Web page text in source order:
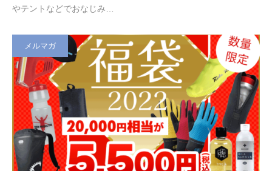
やテントなどでおなじみ…
メルマガ